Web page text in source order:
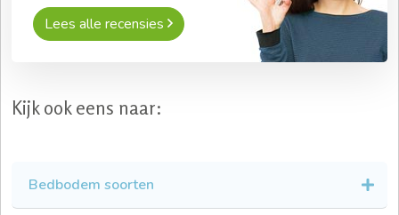
Lees alle recensies
Kijk ook eens naar:
Bedbodem soorten